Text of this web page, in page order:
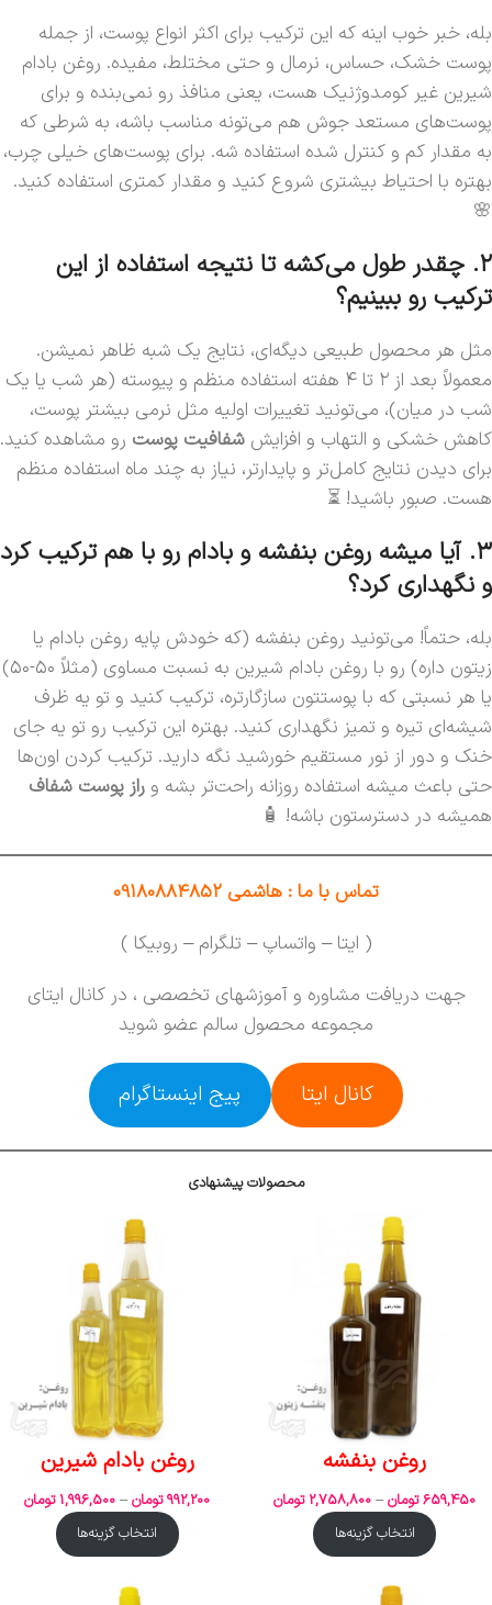
بله، خبر خوب اینه که این ترکیب برای اکثر انواع پوست، از جمله
پوست خشک، حساس، نرمال و حتی مختلط، مفیده. روغن بادام
شیرین غیر کومدوژنیک هست، یعنی منافذ رو نمی‌بنده و برای
پوست‌های مستعد جوش هم می‌تونه مناسب باشه، به شرطی که
به مقدار کم و کنترل شده استفاده شه. برای پوست‌های خیلی چرب،
بهتره با احتیاط بیشتری شروع کنید و مقدار کمتری استفاده کنید.
🌸
۲. چقدر طول می‌کشه تا نتیجه استفاده از این
ترکیب رو ببینیم؟
مثل هر محصول طبیعی دیگه‌ای، نتایج یک شبه ظاهر نمیشن.
معمولاً بعد از ۲ تا ۴ هفته استفاده منظم و پیوسته (هر شب یا یک
شب در میان)، می‌تونید تغییرات اولیه مثل نرمی بیشتر پوست،
کاهش خشکی و التهاب و افزایش شفافیت پوست رو مشاهده کنید.
برای دیدن نتایج کامل‌تر و پایدارتر، نیاز به چند ماه استفاده منظم
هست. صبور باشید! ⏳
۳. آیا میشه روغن بنفشه و بادام رو با هم ترکیب کرد
و نگهداری کرد؟
بله، حتماً! می‌تونید روغن بنفشه (که خودش پایه روغن بادام یا
زیتون داره) رو با روغن بادام شیرین به نسبت مساوی (مثلاً ۵۰-۵۰)
یا هر نسبتی که با پوستتون سازگارتره، ترکیب کنید و تو یه ظرف
شیشه‌ای تیره و تمیز نگهداری کنید. بهتره این ترکیب رو تو یه جای
خنک و دور از نور مستقیم خورشید نگه دارید. ترکیب کردن اون‌ها
حتی باعث میشه استفاده روزانه راحت‌تر بشه و راز پوست شفاف
همیشه در دسترستون باشه! 🧴
تماس با ما : هاشمی 09180884852
( ایتا – واتساپ – تلگرام – روبیکا )
جهت دریافت مشاوره و آموزشهای تخصصی ، در کانال ایتای
مجموعه محصول سالم عضو شوید
کانال ایتا پیج اینستاگرام
محصولات پیشنهادی
روغن بنفشه
659,450 تومان –
2,758,800 تومان
انتخاب گزینه‌ها
روغن بادام شیرین
992,200 تومان –
1,996,500 تومان
انتخاب گزینه‌ها